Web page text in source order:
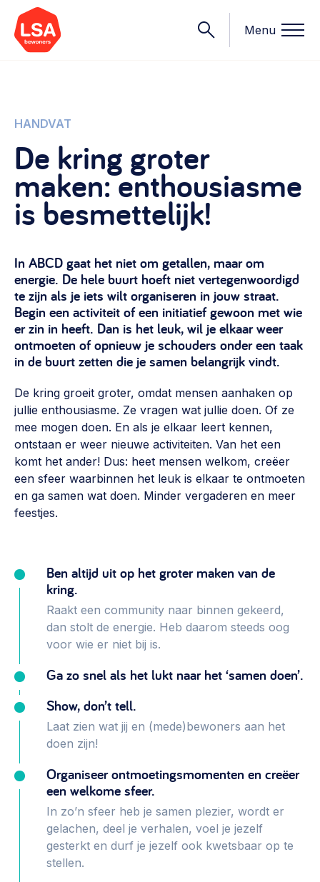
Menu
Onderwerpen
Starten van een initiatief
Rechtsvormen, positionering, organisatiemodellen >
Financiën
Organisatie en beheer
Bestuur, horeca, evenementen, verhuur en communicatie >
Vrijwilligers en medewerkers
Werving, contracten en vergoedingen, betaalde krachten
>
Eigen gebouw
Huren of kopen, maatschappelijk vastgoed,
ontmoetingsplekken >
Sociaal ondernemen
Bewonersbedrijf starten, ondernemingsplan maken >
Buurtbewoners verbinden
Zorgzame gemeenschappen
Betrokken buurten, contact stimuleren, netwerken
uitbreiden >
Wijkaanpak
Werken aan de wijk, ABCD, WijkWijzer >
Weerbare gemeenschappen
Voorbereiden op crisis, noodsteunpunten,
ontmoetingsplekken >
Buurtenergie
Energiecollectieven, buurt vergroenen, SDG >
Meebeslissen
Uitdaagrecht, gemeenschapsfondsen, lokale democratie >
Samenwerken en lokale politiek
Lobbyen, invloed uitoefenen, maatschappelijke impact >
Wat we doen
Onze leden
Contact
Nieuws
Opinie
Bijeenkomsten
Team
Lid worden
Vraag stellen
030 231 7511
info@lsabewoners.nl
HANDVAT
De kring groter
maken: enthousiasme
is besmettelijk!
In ABCD gaat het niet om getallen, maar om
energie. De hele buurt hoeft niet vertegenwoordigd
te zijn als je iets wilt organiseren in jouw straat.
Begin een activiteit of een initiatief gewoon met wie
er zin in heeft. Dan is het leuk, wil je elkaar weer
ontmoeten of opnieuw je schouders onder een taak
in de buurt zetten die je samen belangrijk vindt.
De kring groeit groter, omdat mensen aanhaken op
jullie enthousiasme. Ze vragen wat jullie doen. Of ze
mee mogen doen. En als je elkaar leert kennen,
ontstaan er weer nieuwe activiteiten. Van het een
komt het ander! Dus: heet mensen welkom, creëer
een sfeer waarbinnen het leuk is elkaar te ontmoeten
en ga samen wat doen. Minder vergaderen en meer
feestjes.
Ben altijd uit op het groter maken van de
kring.
Raakt een community naar binnen gekeerd,
dan stolt de energie. Heb daarom steeds oog
voor wie er niet bij is.
Ga zo snel als het lukt naar het ‘samen doen’.
Show, don’t tell.
Laat zien wat jij en (mede)bewoners aan het
doen zijn!
Organiseer ontmoetingsmomenten en creëer
een welkome sfeer.
In zo’n sfeer heb je samen plezier, wordt er
gelachen, deel je verhalen, voel je jezelf
gesterkt en durf je jezelf ook kwetsbaar op te
stellen.